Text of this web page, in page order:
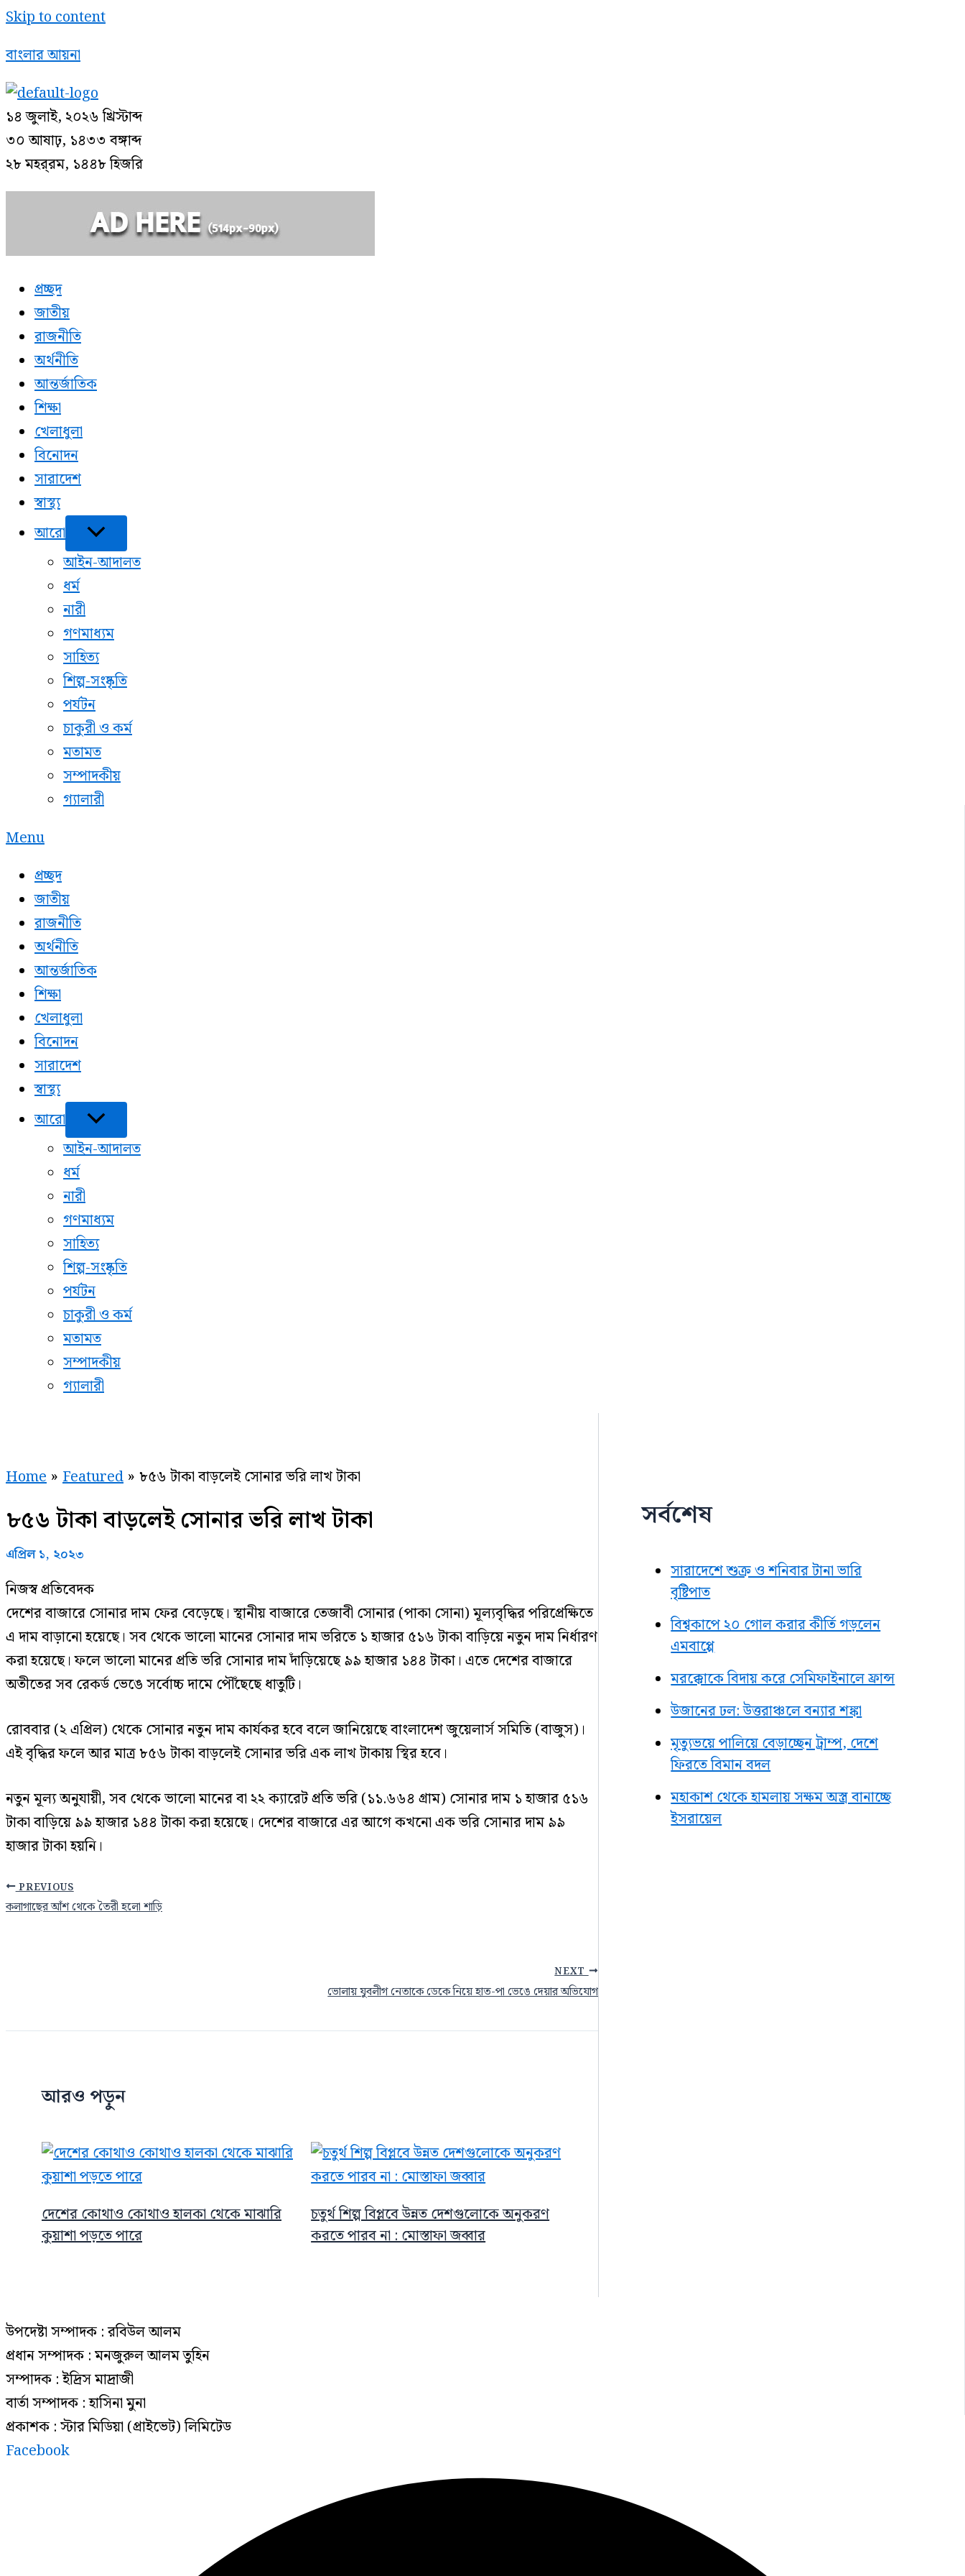
Skip to content
বাংলার আয়না
১৪ জুলাই, ২০২৬ খ্রিস্টাব্দ
৩০ আষাঢ়, ১৪৩৩ বঙ্গাব্দ
২৮ মহর্‌রম, ১৪৪৮ হিজরি
প্রচ্ছদ
জাতীয়
রাজনীতি
অর্থনীতি
আন্তর্জাতিক
শিক্ষা
খেলাধুলা
বিনোদন
সারাদেশ
স্বাস্থ্য
আরো
আইন-আদালত
ধর্ম
নারী
গণমাধ্যম
সাহিত্য
শিল্প-সংষ্কৃতি
পর্যটন
চাকুরী ও কর্ম
মতামত
সম্পাদকীয়
গ্যালারী
Menu
প্রচ্ছদ
জাতীয়
রাজনীতি
অর্থনীতি
আন্তর্জাতিক
শিক্ষা
খেলাধুলা
বিনোদন
সারাদেশ
স্বাস্থ্য
আরো
আইন-আদালত
ধর্ম
নারী
গণমাধ্যম
সাহিত্য
শিল্প-সংষ্কৃতি
পর্যটন
চাকুরী ও কর্ম
মতামত
সম্পাদকীয়
গ্যালারী
Home Featured ৮৫৬ টাকা বাড়লেই সোনার ভরি লাখ টাকা
৮৫৬ টাকা বাড়লেই সোনার ভরি লাখ টাকা
এপ্রিল ১, ২০২৩
নিজস্ব প্রতিবেদক
দেশের বাজারে সোনার দাম ফের বেড়েছে। স্থানীয় বাজারে তেজাবী সোনার (পাকা সোনা) মূল্যবৃদ্ধির পরিপ্রেক্ষিতে
এ দাম বাড়ানো হয়েছে। সব থেকে ভালো মানের সোনার দাম ভরিতে ১ হাজার ৫১৬ টাকা বাড়িয়ে নতুন দাম নির্ধারণ
করা হয়েছে। ফলে ভালো মানের প্রতি ভরি সোনার দাম দাঁড়িয়েছে ৯৯ হাজার ১৪৪ টাকা। এতে দেশের বাজারে
অতীতের সব রেকর্ড ভেঙে সর্বোচ্চ দামে পৌঁছেছে ধাতুটি।
রোববার (২ এপ্রিল) থেকে সোনার নতুন দাম কার্যকর হবে বলে জানিয়েছে বাংলাদেশ জুয়েলার্স সমিতি (বাজুস)।
এই বৃদ্ধির ফলে আর মাত্র ৮৫৬ টাকা বাড়লেই সোনার ভরি এক লাখ টাকায় স্থির হবে।
নতুন মূল্য অনুযায়ী, সব থেকে ভালো মানের বা ২২ ক্যারেট প্রতি ভরি (১১.৬৬৪ গ্রাম) সোনার দাম ১ হাজার ৫১৬
টাকা বাড়িয়ে ৯৯ হাজার ১৪৪ টাকা করা হয়েছে। দেশের বাজারে এর আগে কখনো এক ভরি সোনার দাম ৯৯
হাজার টাকা হয়নি।
PREVIOUS
কলাগাছের আঁশ থেকে তৈরী হলো শাড়ি
NEXT
ভোলায় যুবলীগ নেতাকে ডেকে নিয়ে হাত-পা ভেঙে দেয়ার অভিযোগ
আরও পড়ুন
দেশের কোথাও কোথাও হালকা থেকে মাঝারি
কুয়াশা পড়তে পারে
চতুর্থ শিল্প বিপ্লবে উন্নত দেশগুলোকে অনুকরণ
করতে পারব না : মোস্তাফা জব্বার
সর্বশেষ
সারাদেশে শুক্র ও শনিবার টানা ভারি
বৃষ্টিপাত
বিশ্বকাপে ২০ গোল করার কীর্তি গড়লেন
এমবাপ্পে
মরক্কোকে বিদায় করে সেমিফাইনালে ফ্রান্স
উজানের ঢল: উত্তরাঞ্চলে বন্যার শঙ্কা
মৃত্যুভয়ে পালিয়ে বেড়াচ্ছেন ট্রাম্প, দেশে
ফিরতে বিমান বদল
মহাকাশ থেকে হামলায় সক্ষম অস্ত্র বানাচ্ছে
ইসরায়েল
উপদেষ্টা সম্পাদক : রবিউল আলম
প্রধান সম্পাদক : মনজুরুল আলম তুহিন
সম্পাদক : ইদ্রিস মাদ্রাজী
বার্তা সম্পাদক : হাসিনা মুনা
প্রকাশক : স্টার মিডিয়া (প্রাইভেট) লিমিটেড
Facebook